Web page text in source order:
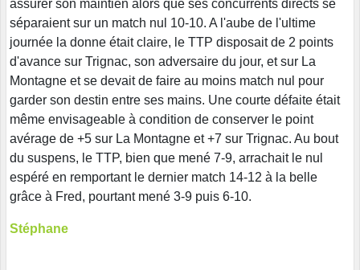
assurer son maintien alors que ses concurrents directs se
séparaient sur un match nul 10-10. A l'aube de l'ultime
journée la donne était claire, le TTP disposait de 2 points
d'avance sur Trignac, son adversaire du jour, et sur La
Montagne et se devait de faire au moins match nul pour
garder son destin entre ses mains. Une courte défaite était
même envisageable à condition de conserver le point
avérage de +5 sur La Montagne et +7 sur Trignac. Au bout
du suspens, le TTP, bien que mené 7-9, arrachait le nul
espéré en remportant le dernier match 14-12 à la belle
grâce à Fred, pourtant mené 3-9 puis 6-10.
Stéphane